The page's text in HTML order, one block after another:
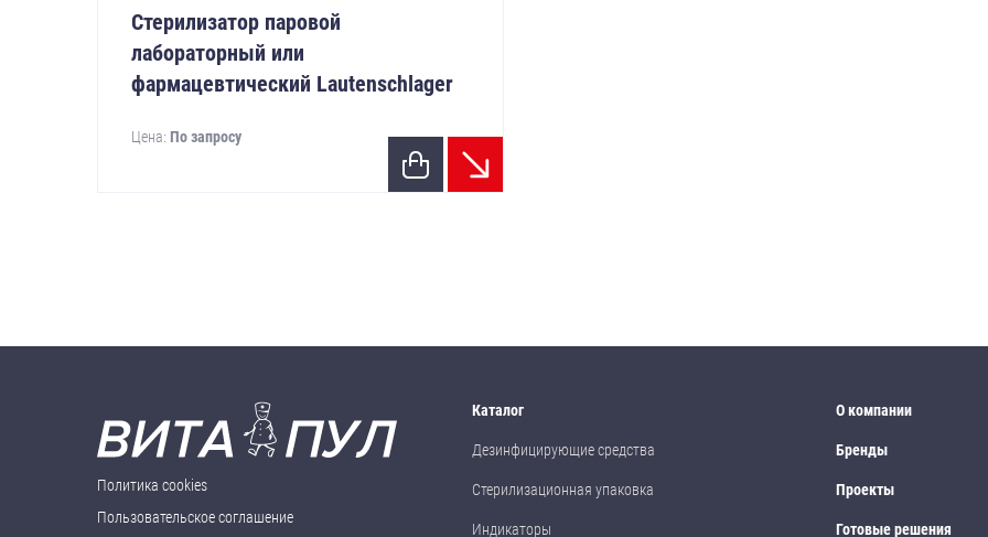
Стерилизатор паровой
лабораторный или
фармацевтический Lautenschlager
Цена: По запросу
Политика cookies
Пользовательское соглашение
Каталог
Дезинфицирующие средства
Стерилизационная упаковка
Индикаторы
О компании
Бренды
Проекты
Готовые решения